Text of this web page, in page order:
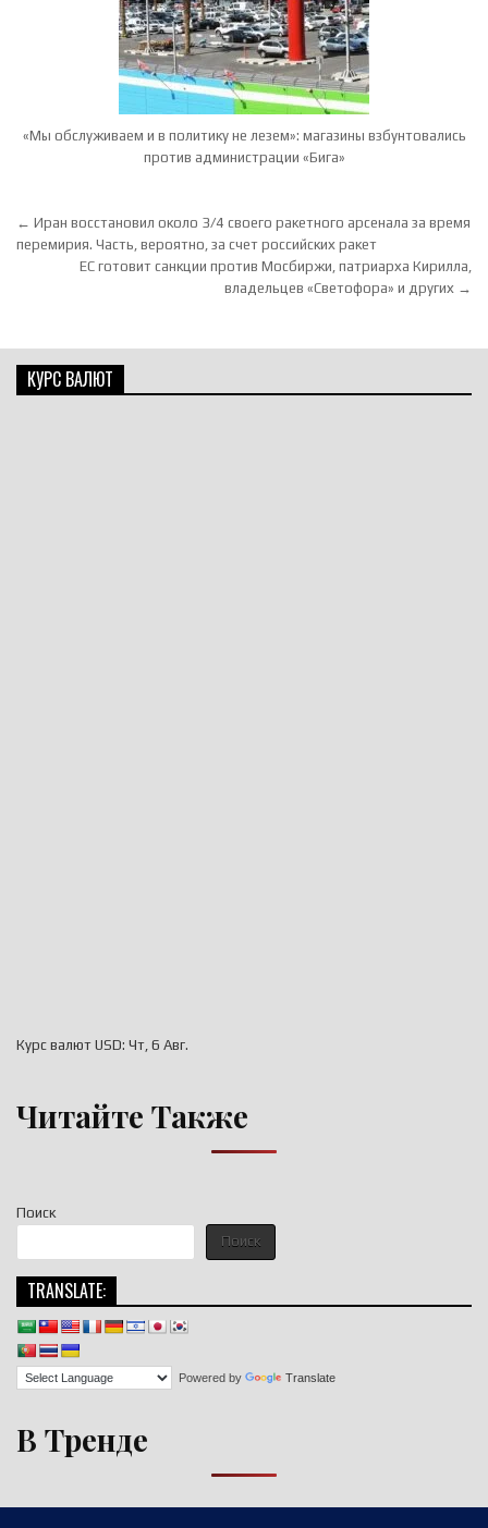
«Мы обслуживаем и в политику не лезем»: магазины взбунтовались
против администрации «Бига»
Навигация по записям
← Иран восстановил около 3/4 своего ракетного арсенала за время
перемирия. Часть, вероятно, за счет российских ракет
ЕС готовит санкции против Мосбиржи, патриарха Кирилла,
владельцев «Светофора» и других →
Поиск
Поиск
TRANSLATE:
Powered by Translate
В Тренде
КУРС ВАЛЮТ
Курс валют USD: Чт, 6 Авг.
Читайте Также